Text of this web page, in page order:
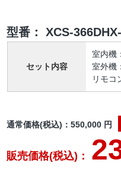
型番： XCS-
セット内容
室内機
室外機
リモコ
通常価格(税込)：550,000 円
販売価格(税込)：